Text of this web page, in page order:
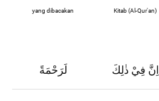
yang dibacakan Kitab (Al-Qur'an)
لَرَحْمَةً اِنَّ فِيْ ذٰلِكَ